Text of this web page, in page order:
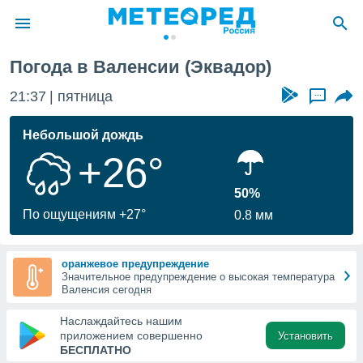
о
Вы можете
к этому
доступ
Погода в Валенсии (Эквадор)
21:37 пятница ...
Небольшой дождь
+26°
По ощущениям +27°
50%
0.8 мм
оранжевое предупреждение
Значительное предупреждение о высокая температура
Валенсия сегодня
Наслаждайтесь нашим
приложением совершенно
БЕСПЛАТНО
Установить